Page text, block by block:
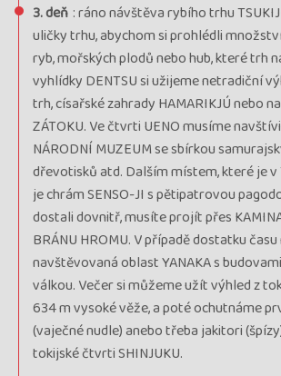
Termín 12.10. - 23.10.26
Cena
průvodce:Pavel Pšeja
Kód termínu
rezervovať
voľno
Termín 31.10. - 11.11.27
průvodce:Pavel Pšeja
Kód termínu
Cena
rezervovať
voľno
3. deň : ráno návštěva rybího trhu
uličky trhu, abychom si prohlédli
ryb, mořských plodů nebo hub, které trh
vyhlídky DENTSU si užijeme netradiční
trh, císařské zahrady HAMARIKJÚ nebo
ZÁTOKU. Ve čtvrti UENO musíme
NÁRODNÍ MUZEUM se sbírkou
dřevotisků atd. Dalším místem, které je v
je chrám SENSO-JI s pětipatrovou
dostali dovnitř, musíte projít přes
BRÁNU HROMU. V případě dostatku
navštěvovaná oblast YANAKA s
válkou. Večer si můžeme užít výhled z
634 m vysoké věže, a poté ochutnáme
(vaječné nudle) anebo třeba jakitori
tokijské čtvrti SHINJUKU.